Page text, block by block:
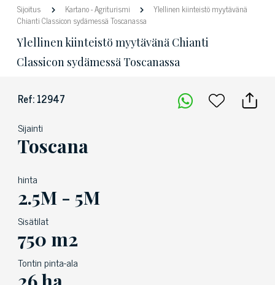
Sijoitus Kartano-Agriturismi
Ylellinen kiinteistö myytävänä
Chianti Classicon sydämessä Toscanassa
Ylellinen kiinteistö myytävänä Chianti
Classicon sydämessä Toscanassa
Ref: 12947
Sijainti
Toscana
hinta
2.5M - 5M
Sisätilat
750 m2
Tontin pinta-ala